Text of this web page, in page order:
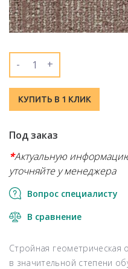
- +
КУПИТЬ В 1 КЛИК
Под заказ
*Актуальную
уточняйте у менеджера
Вопрос специалисту
В сравнение
Стройная геометрическая
в значительной степени